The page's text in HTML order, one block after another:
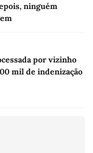
ninguém
por vizinho
mil de indenização